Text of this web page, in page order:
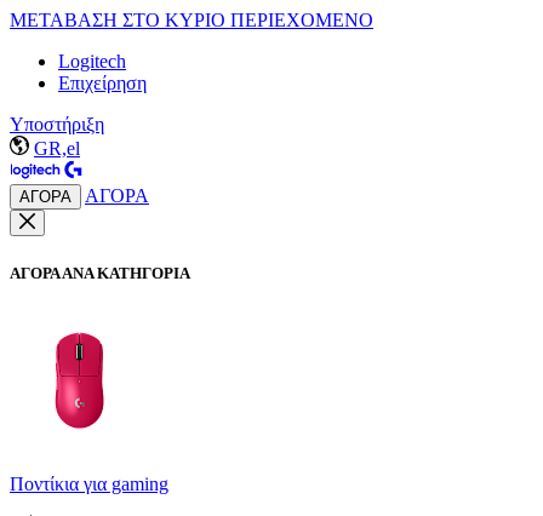
ΜΕΤΑΒΑΣΗ ΣΤΟ ΚΥΡΙΟ ΠΕΡΙΕΧΟΜΕΝΟ
Logitech
Επιχείρηση
Υποστήριξη
GR,el
ΑΓΟΡΑ ΑΓΟΡΑ
ΑΓΟΡΑ ΑΝΑ ΚΑΤΗΓΟΡΙΑ
Ποντίκια για gaming